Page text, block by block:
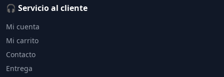
🎧 Servicio al cliente
Mi cuenta
Mi carrito
Contacto
Entrega